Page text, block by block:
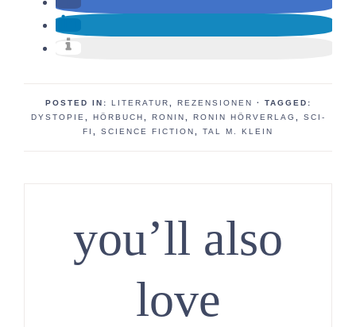
POSTED IN: LITERATUR REZENSIONEN
· TAGGED:
DYSTOPIE
HÖRBUCH RONIN RONIN HÖRVERLAG
SCI-
FI
SCIENCE FICTION TAL M. KLEIN
you’ll also
love